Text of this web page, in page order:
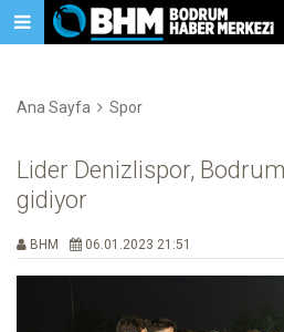
Ana Sayfa Spor
Lider Denizlispor,
gidiyor
BHM 06.01.2023 21:51